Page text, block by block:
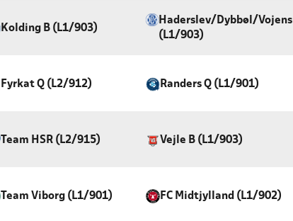
Kolding B (L1/903)
Haderslev/Dybbøl/Vojens
(L1/903)
Fyrkat Q (L2/912) Randers Q (L1/901)
Team HSR (L2/915) Vejle B (L1/903)
Team Viborg (L1/901) FC Midtjylland (L1/902)